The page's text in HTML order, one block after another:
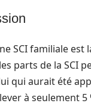
SCI familiale
parts de la SCI
qui aurait été
à seulement